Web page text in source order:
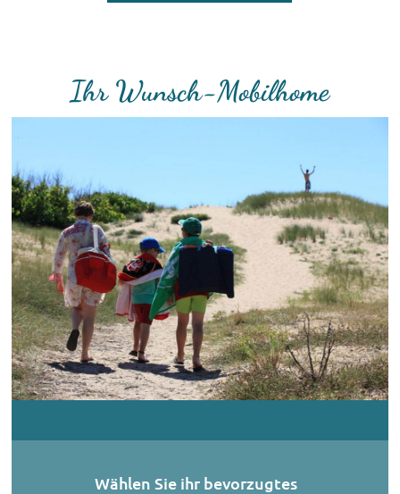
Ihr Wunsch-Mobilhome
Wählen Sie ihr bevorzugtes